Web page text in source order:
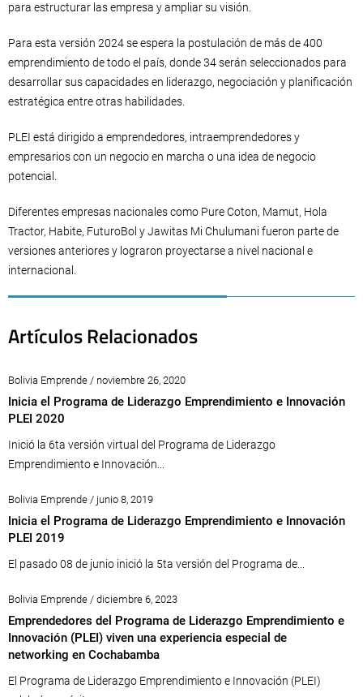
para estructurar las empresa y ampliar su visión.
Para esta versión 2024 se espera la postulación de más de 400
emprendimiento de todo el país, donde 34 serán seleccionados para
desarrollar sus capacidades en liderazgo, negociación y planificación
estratégica entre otras habilidades.
PLEI está dirigido a emprendedores, intraemprendedores y
empresarios con un negocio en marcha o una idea de negocio
potencial.
Diferentes empresas nacionales como Pure Coton, Mamut, Hola
Tractor, Habite, FuturoBol y Jawitas Mi Chulumani fueron parte de
versiones anteriores y lograron proyectarse a nivel nacional e
internacional.
Artículos Relacionados
Bolivia Emprende / noviembre 26, 2020
Inicia el Programa de Liderazgo Emprendimiento e Innovación
PLEI 2020
Inició la 6ta versión virtual del Programa de Liderazgo
Emprendimiento e Innovación...
Bolivia Emprende / junio 8, 2019
Inicia el Programa de Liderazgo Emprendimiento e Innovación
PLEI 2019
El pasado 08 de junio inició la 5ta versión del Programa de...
Bolivia Emprende / diciembre 6, 2023
Emprendedores del Programa de Liderazgo Emprendimiento e
Innovación (PLEI) viven una experiencia especial de
networking en Cochabamba
El Programa de Liderazgo Emprendimiento e Innovación (PLEI)